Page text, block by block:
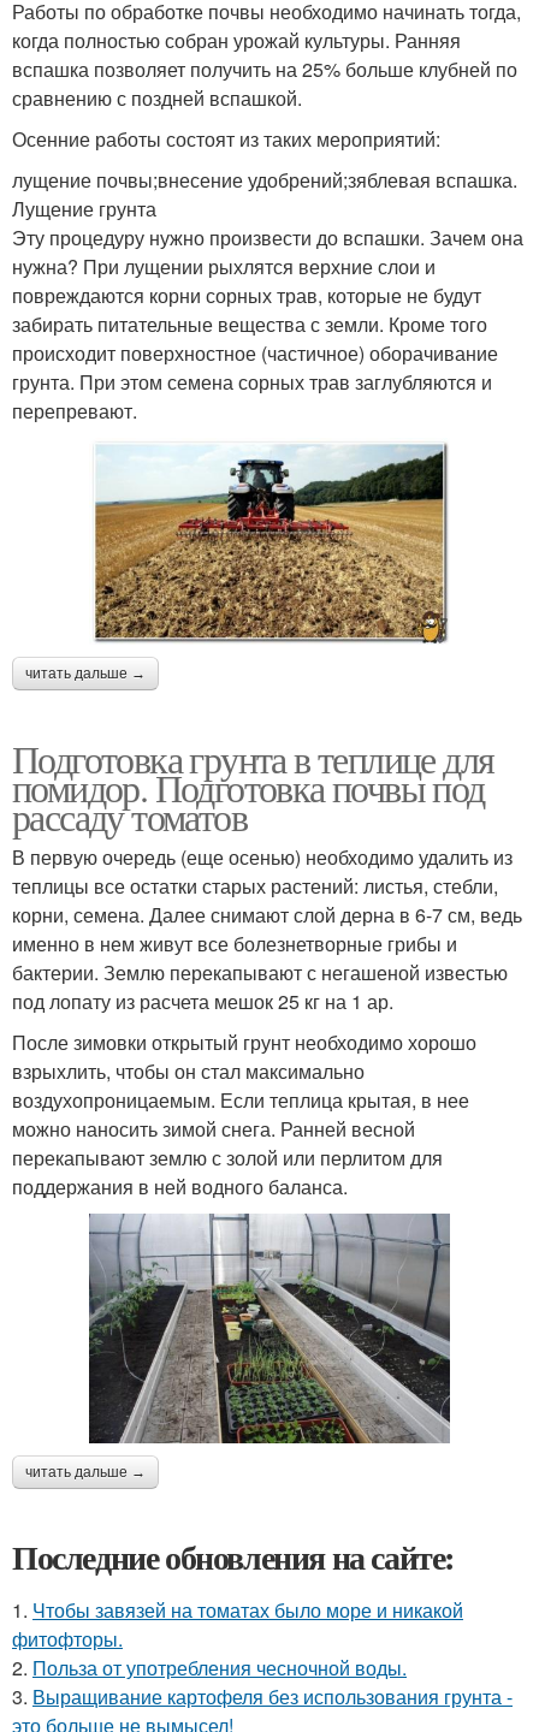
Работы по обработке почвы необходимо начинать тогда,
когда полностью собран урожай культуры. Ранняя
вспашка позволяет получить на 25% больше клубней по
сравнению с поздней вспашкой.
Осенние работы состоят из таких мероприятий:
лущение почвы;внесение удобрений;зяблевая вспашка.
Лущение грунта
Эту процедуру нужно произвести до вспашки. Зачем она
нужна? При лущении рыхлятся верхние слои и
повреждаются корни сорных трав, которые не будут
забирать питательные вещества с земли. Кроме того
происходит поверхностное (частичное) оборачивание
грунта. При этом семена сорных трав заглубляются и
перепревают.
читать дальше →
Подготовка грунта в теплице для
помидор. Подготовка почвы под
рассаду томатов
В первую очередь (еще осенью) необходимо удалить из
теплицы все остатки старых растений: листья, стебли,
корни, семена. Далее снимают слой дерна в 6-7 см, ведь
именно в нем живут все болезнетворные грибы и
бактерии. Землю перекапывают с негашеной известью
под лопату из расчета мешок 25 кг на 1 ар.
После зимовки открытый грунт необходимо хорошо
взрыхлить, чтобы он стал максимально
воздухопроницаемым. Если теплица крытая, в нее
можно наносить зимой снега. Ранней весной
перекапывают землю с золой или перлитом для
поддержания в ней водного баланса.
читать дальше →
Последние обновления на сайте:
1. Чтобы завязей на томатах было море и никакой
фитофторы.
2. Польза от употребления чесночной воды.
3. Выращивание картофеля без использования грунта -
это больше не вымысел!